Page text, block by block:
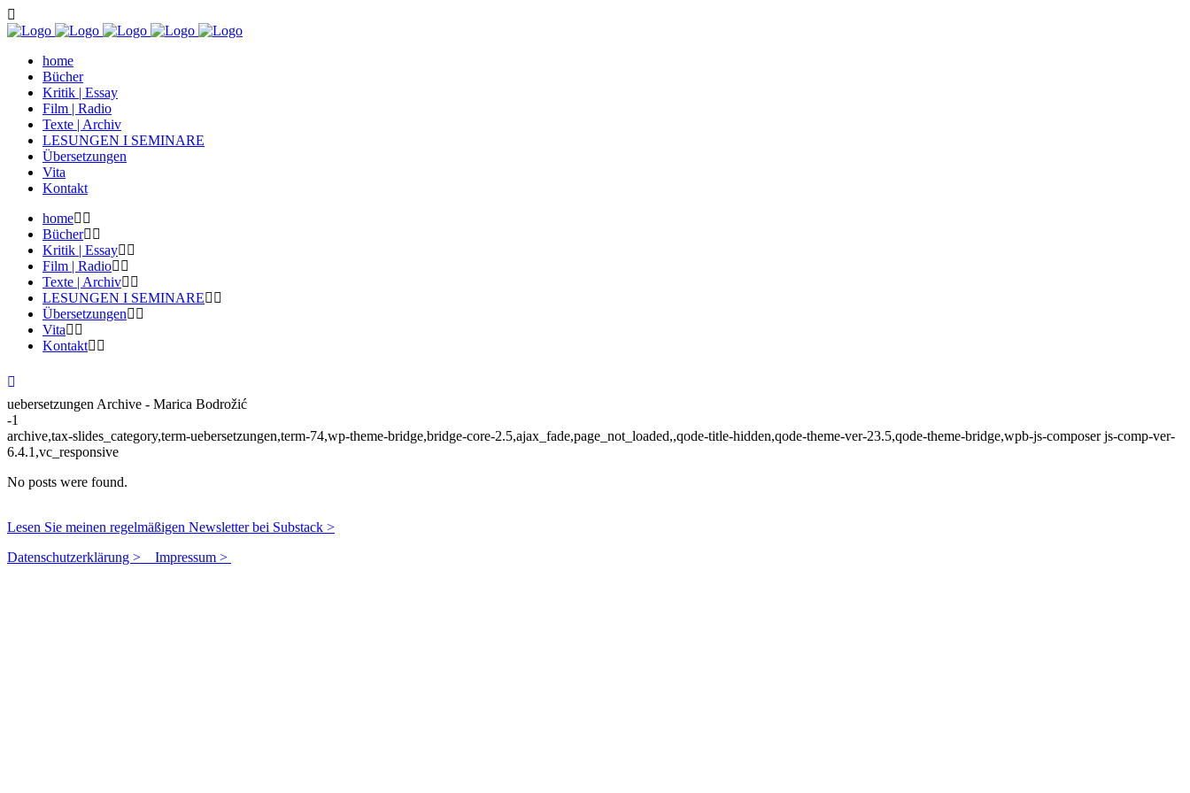
home
Bücher
Kritik | Essay
Film | Radio
Texte | Archiv
LESUNGEN I SEMINARE
Übersetzungen
Vita
Kontakt
home
Bücher
Kritik | Essay
Film | Radio
Texte | Archiv
LESUNGEN I SEMINARE
Übersetzungen
Vita
Kontakt
uebersetzungen Archive - Marica Bodrožić
-1
archive,tax-slides_category,term-uebersetzungen,term-74,wp-theme-bridge,bridge-core-2.5,ajax_fade,page_not_loaded,,qode-title-hidden,qode-theme-ver-23.5,qode-theme-bridge,wpb-js-composer js-comp-ver-
6.4.1,vc_responsive
No posts were found.
Lesen Sie meinen regelmäßigen Newsletter bei Substack >
Datenschutzerklärung > Impressum >